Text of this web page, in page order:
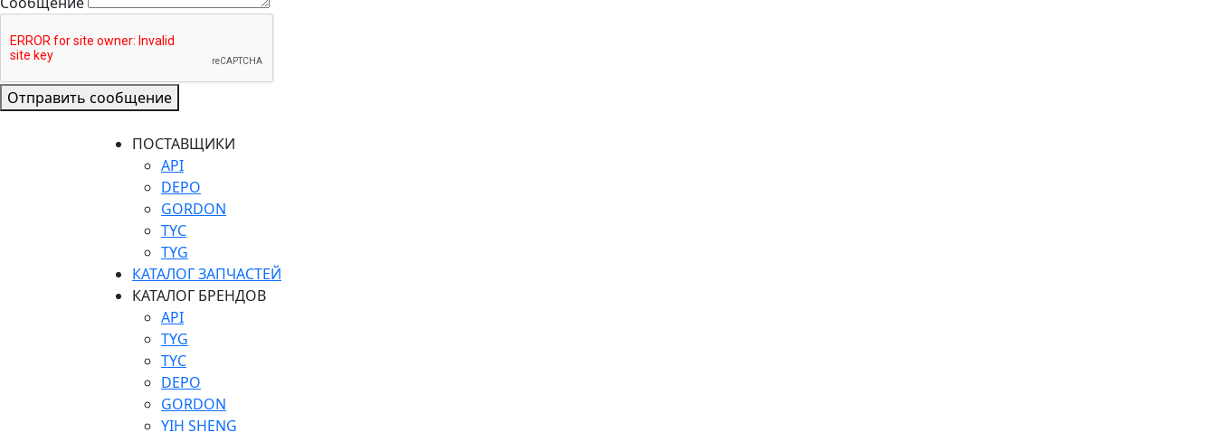
Отправить сообщение
ПОСТАВЩИКИ
API
DEPO
GORDON
TYC
TYG
КАТАЛОГ ЗАПЧАСТЕЙ
КАТАЛОГ БРЕНДОВ
API
TYG
TYC
DEPO
GORDON
YIH SHENG